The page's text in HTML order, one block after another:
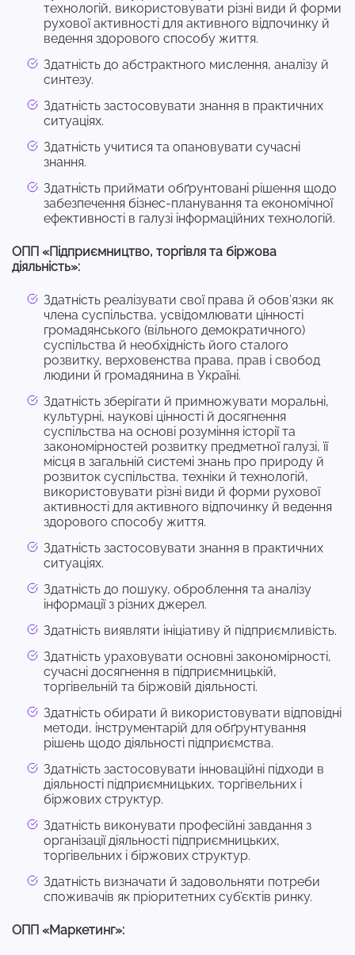
технологій, використовувати різні види й форми
рухової активності для активного відпочинку й
ведення здорового способу життя.
Здатність до абстрактного мислення, аналізу й
синтезу.
Здатність застосовувати знання в практичних
ситуаціях.
Здатність учитися та опановувати сучасні
знання.
Здатність приймати обґрунтовані рішення щодо
забезпечення бізнес-планування та економічної
ефективності в галузі інформаційних технологій.
ОПП «Підприємництво, торгівля та біржова
діяльність»:
Здатність реалізувати свої права й обов’язки як
члена суспільства, усвідомлювати цінності
громадянського (вільного демократичного)
суспільства й необхідність його сталого
розвитку, верховенства права, прав і свобод
людини й громадянина в Україні.
Здатність зберігати й примножувати моральні,
культурні, наукові цінності й досягнення
суспільства на основі розуміння історії та
закономірностей розвитку предметної галузі, її
місця в загальній системі знань про природу й
розвиток суспільства, техніки й технологій,
використовувати різні види й форми рухової
активності для активного відпочинку й ведення
здорового способу життя.
Здатність застосовувати знання в практичних
ситуаціях.
Здатність до пошуку, оброблення та аналізу
інформації з різних джерел.
Здатність виявляти ініціативу й підприємливість.
Здатність ураховувати основні закономірності,
сучасні досягнення в підприємницькій,
торгівельній та біржовій діяльності.
Здатність обирати й використовувати відповідні
методи, інструментарій для обґрунтування
рішень щодо діяльності підприємства.
Здатність застосовувати інноваційні підходи в
діяльності підприємницьких, торгівельних і
біржових структур.
Здатність виконувати професійні завдання з
організації діяльності підприємницьких,
торгівельних і біржових структур.
Здатність визначати й задовольняти потреби
споживачів як пріоритетних суб’єктів ринку.
ОПП «Маркетинг»: